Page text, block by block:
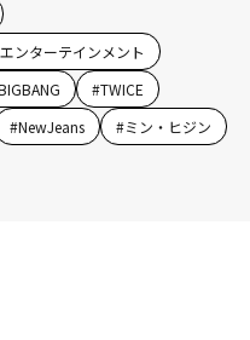
ンターテインメント
#TWICE
#NewJeans #ミン・ヒジン